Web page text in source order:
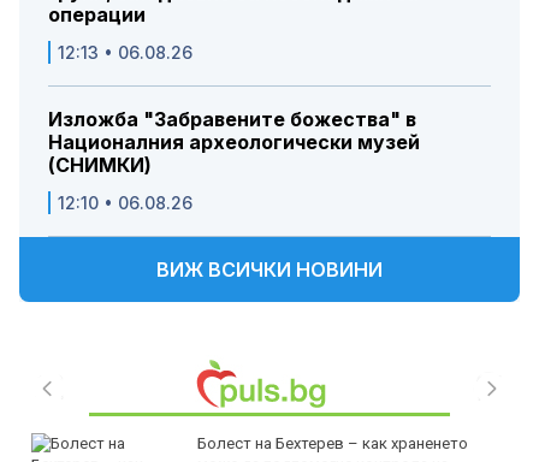
операции
12:13 • 06.08.26
Изложба "Забравените божества" в
Националния археологически музей
(СНИМКИ)
12:10 • 06.08.26
ВИЖ ВСИЧКИ НОВИНИ
Болест на Бехтерев – как храненето